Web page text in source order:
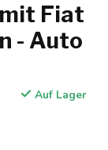
Fiat
- Auto
Auf Lager